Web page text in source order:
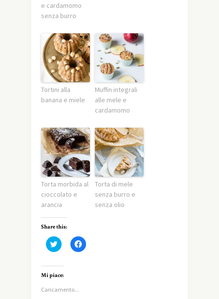
e cardamomo
senza burro
Tortini alla
banana e miele
Muffin integrali
alle mele e
cardamomo
Torta morbida al
cioccolato e
arancia
Torta di mele
senza burro e
senza olio
Share this:
Fai
clic
condividere
su
(Si
apre
Fai
clic
Mi piace:
Caricamento...